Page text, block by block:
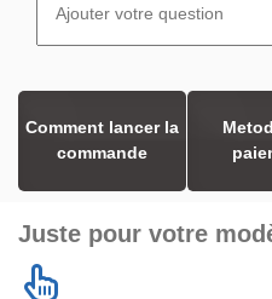
Comment lancer la
commande
Juste pour votre